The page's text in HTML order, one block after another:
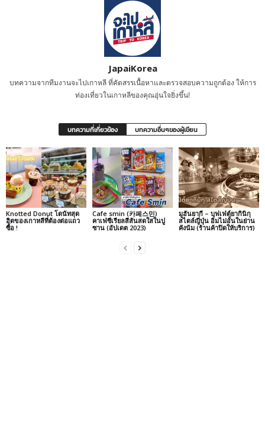
JapaiKorea
บทความจากทีมงานจะไปเกาหลี ที่คัดสรรเนื้อหาและตรวจสอบความถูกต้อง ให้การ
ท่องเที่ยวในเกาหลีของคุณอุ่นใจยิ่งขึ้น!
บทความที่เกี่ยวข้อง บทความอื่นๆของผู้เขียน
Knotted Donut โดนัทสุด
ฮิตของเกาหลีที่ต้องต่อแถว
ซื้อ !
Cafe smin (카페스민)
คาเฟ่ซีเรียลสีสันสดใสในปู
ซาน (อัปเดต 2023)
มูฮันยากี – บุฟเฟ่ต์ยากินิกุ
สไตล์ญี่ปุ่น อิ่มไม่อั้นในย่าน
คังนัม (ร้านค้าปิดให้บริการ)